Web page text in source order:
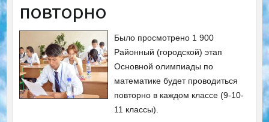
повторно
Было просмотрено 1 900
Районный (городской) этап
Основной олимпиады по
математике будет проводиться
повторно в каждом классе (9-10-
11 классы).